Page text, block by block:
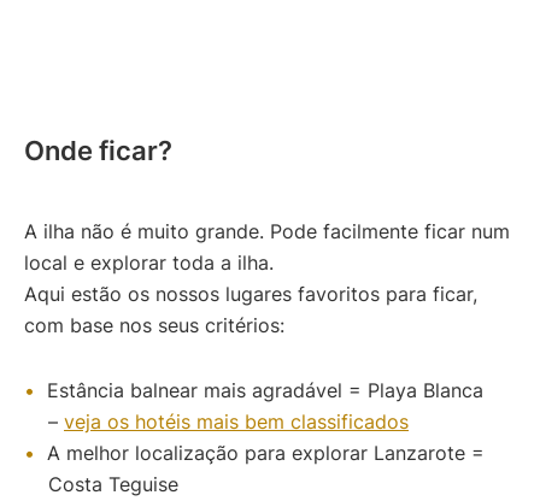
Onde ficar?
A ilha não é muito grande. Pode facilmente ficar num
local e explorar toda a ilha.
Aqui estão os nossos lugares favoritos para ficar,
com base nos seus critérios:
Estância balnear mais agradável = Playa Blanca
– veja os hotéis mais bem classificados
A melhor localização para explorar Lanzarote =
Costa Teguise